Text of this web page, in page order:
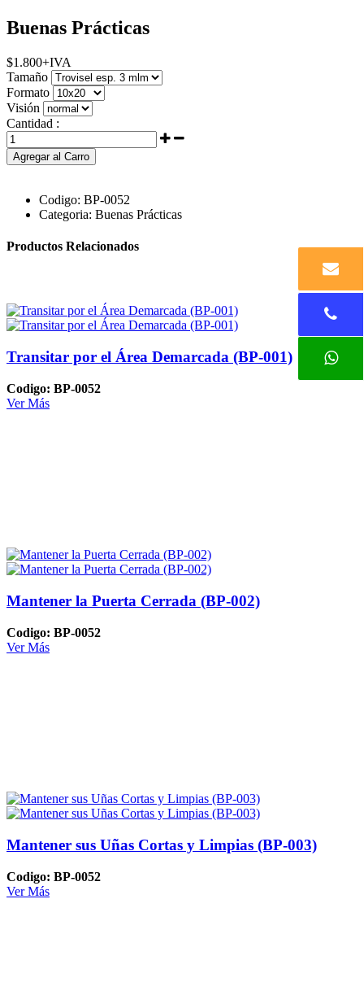
Buenas Prácticas
$1.800+IVA
Tamaño
Formato
Visión
Cantidad :
Agregar al Carro
Codigo: BP-0052
Categoria: Buenas Prácticas
Productos Relacionados
Transitar por el Área Demarcada (BP-001)
Codigo: BP-0052
Ver Más
Mantener la Puerta Cerrada (BP-002)
Codigo: BP-0052
Ver Más
Mantener sus Uñas Cortas y Limpias (BP-003)
Codigo: BP-0052
Ver Más